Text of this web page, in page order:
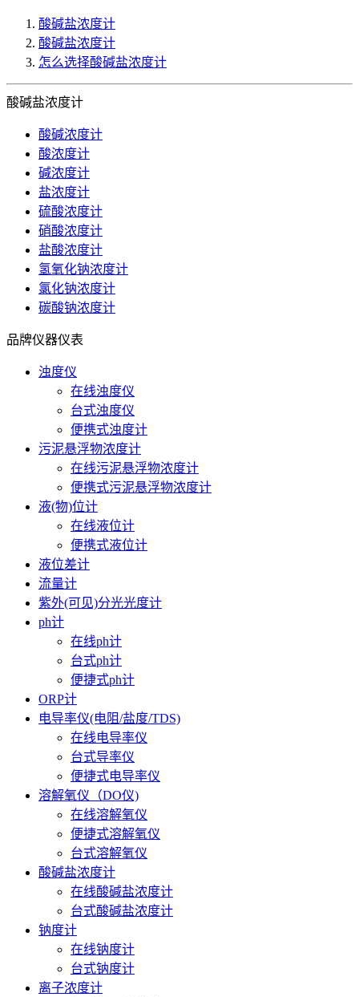
酸碱盐浓度计
酸碱盐浓度计
怎么选择酸碱盐浓度计
酸碱盐浓度计
酸碱浓度计
酸浓度计
碱浓度计
盐浓度计
硫酸浓度计
硝酸浓度计
盐酸浓度计
氢氧化钠浓度计
氯化钠浓度计
碳酸钠浓度计
品牌仪器仪表
浊度仪
在线浊度仪
台式浊度仪
便携式浊度计
污泥悬浮物浓度计
在线污泥悬浮物浓度计
便携式污泥悬浮物浓度计
液(物)位计
在线液位计
便携式液位计
液位差计
流量计
紫外(可见)分光光度计
ph计
在线ph计
台式ph计
便捷式ph计
ORP计
电导率仪(电阻/盐度/TDS)
在线电导率仪
台式导率仪
便捷式电导率仪
溶解氧仪（DO仪)
在线溶解氧仪
便捷式溶解氧仪
台式溶解氧仪
酸碱盐浓度计
在线酸碱盐浓度计
台式酸碱盐浓度计
钠度计
在线钠度计
台式钠度计
离子浓度计